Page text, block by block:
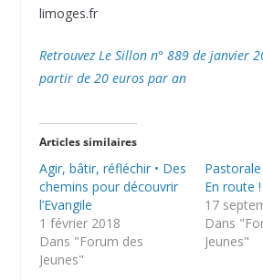
limoges.fr
Retrouvez Le Sillon n° 889 de janvier
partir de 20 euros par an
Articles similaires
Agir, bâtir, réfléchir • Des
chemins pour découvrir
l’Evangile
1 février 2018
Dans "Forum des
Jeunes"
Pastorale
En route !
17
Dans
Jeunes"